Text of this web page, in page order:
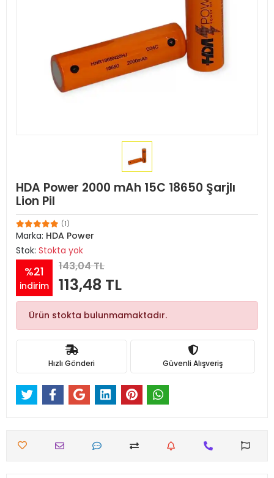
HDA Power 2000 mAh 15C 18650 Şarjlı
Lion Pil
(1)
Marka: HDA Power
Stok: Stokta yok
%21
indirim
143,04 TL
113,48 TL
Ürün stokta bulunmamaktadır.
Hızlı Gönderi Güvenli Alışveriş